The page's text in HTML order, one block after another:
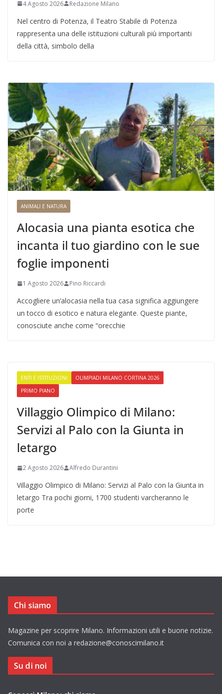
4 Agosto 2026 Redazione Milano
Nel centro di Potenza, il Teatro Stabile di Potenza
rappresenta una delle istituzioni culturali più importanti
della città, simbolo della
ANIMALI E NATURA
Alocasia una pianta esotica che
incanta il tuo giardino con le sue
foglie imponenti
1 Agosto 2026 Pino Riccardi
Accogliere un’alocasia nella tua casa significa aggiungere
un tocco di esotico e natura elegante. Queste piante,
conosciute anche come “orecchie
ENTI E ISTITUZIONI
OLIMPIADI MILANO CORTINA 2026
PRIMO PIANO
Villaggio Olimpico di Milano:
Servizi al Palo con la Giunta in
letargo
2 Agosto 2026 Alfredo Durantini
Villaggio Olimpico di Milano: Servizi al Palo con la Giunta in
letargo Tra pochi giorni, 1700 studenti varcheranno le
porte
Chi siamo
Magazine per scoprire Milano. Informazioni utili e buone notizie.
Comunica con noi a redazione@conoscimilano.it
Su di noi